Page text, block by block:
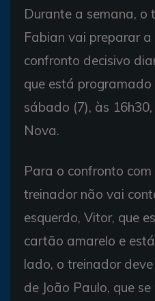
Durante a semana, o
Fabian vai preparar
confronto decisivo
que está
sábado (7), às
Nova.
Para o confronto
treinador não vai
esquerdo, Vitor, que
cartão amarelo e
lado, o treinador
de João Paulo, que